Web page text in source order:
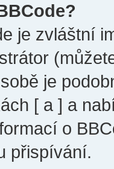
je zvláštní
je
[ a ] a
o
přispívání.